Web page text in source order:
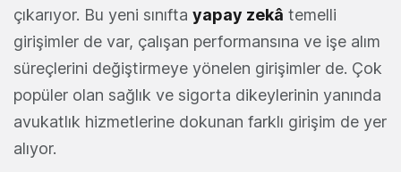
çıkarıyor. Bu yeni sınıfta yapay zekâ temelli
girişimler de var, çalışan performansına ve işe alım
süreçlerini değiştirmeye yönelen girişimler de. Çok
popüler olan sağlık ve sigorta dikeylerinin yanında
avukatlık hizmetlerine dokunan farklı girişim de yer
alıyor.